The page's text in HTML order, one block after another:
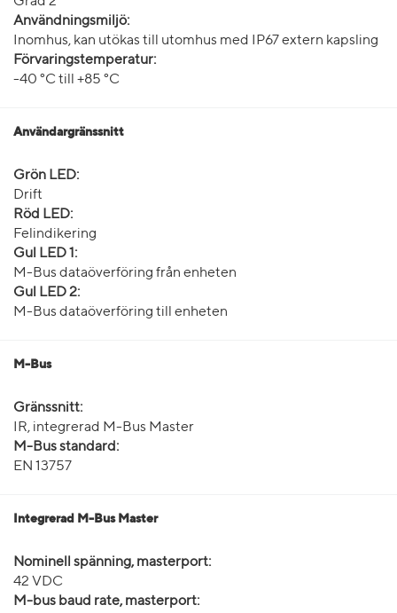
Användningsmiljö:
Inomhus, kan utökas till utomhus med IP67 extern kapsling
Förvaringstemperatur:
-40 °C till +85 °C
Användargränssnitt
Grön LED:
Drift
Röd LED:
Felindikering
Gul LED 1:
M-Bus dataöverföring från enheten
Gul LED 2:
M-Bus dataöverföring till enheten
M-Bus
Gränssnitt:
IR, integrerad M-Bus Master
M-Bus standard:
EN 13757
Integrerad M-Bus Master
Nominell spänning, masterport:
42 VDC
M-bus baud rate, masterport: